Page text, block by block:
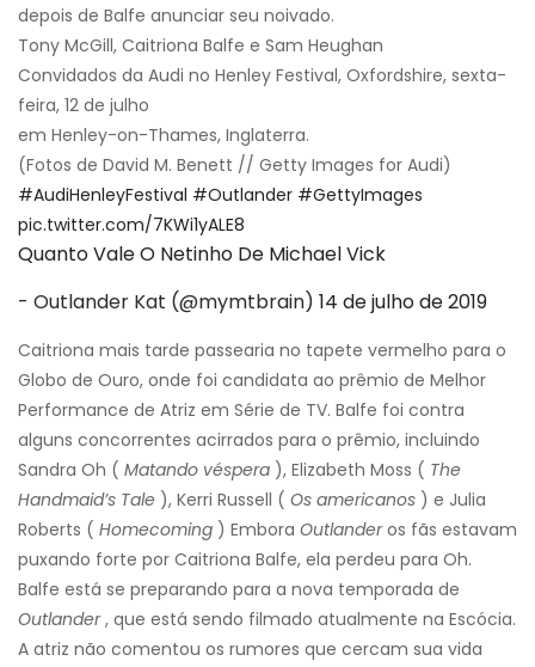
depois de Balfe anunciar seu noivado.
Tony McGill, Caitriona Balfe e Sam Heughan
Convidados da Audi no Henley Festival, Oxfordshire, sexta-
feira, 12 de julho
em Henley-on-Thames, Inglaterra.
(Fotos de David M. Benett // Getty Images for Audi)
#AudiHenleyFestival #Outlander #GettyImages
pic.twitter.com/7KWi1yALE8
Quanto Vale O Netinho De Michael Vick
- Outlander Kat (@mymtbrain) 14 de julho de 2019
Caitriona mais tarde passearia no tapete vermelho para o
Globo de Ouro, onde foi candidata ao prêmio de Melhor
Performance de Atriz em Série de TV. Balfe foi contra
alguns concorrentes acirrados para o prêmio, incluindo
Sandra Oh ( Matando véspera ), Elizabeth Moss ( The
Handmaid’s Tale ), Kerri Russell ( Os americanos ) e Julia
Roberts ( Homecoming ) Embora Outlanderos fãs estavam
puxando forte por Caitriona Balfe, ela perdeu para Oh.
Balfe está se preparando para a nova temporada de
Outlander, que está sendo filmado atualmente na Escócia.
A atriz não comentou os rumores que cercam sua vida